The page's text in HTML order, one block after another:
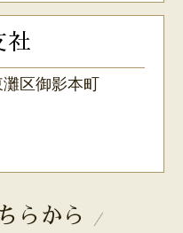
社
区御影本町
らから